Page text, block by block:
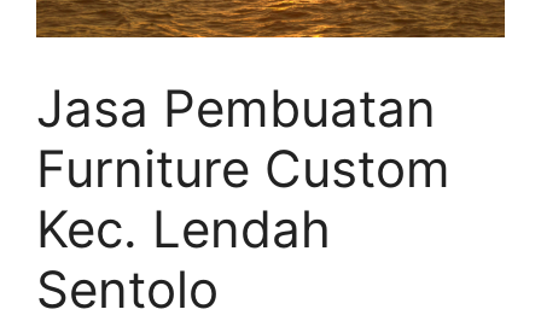
Jasa Pembuatan
Furniture Custom
Kec. Lendah
Sentolo